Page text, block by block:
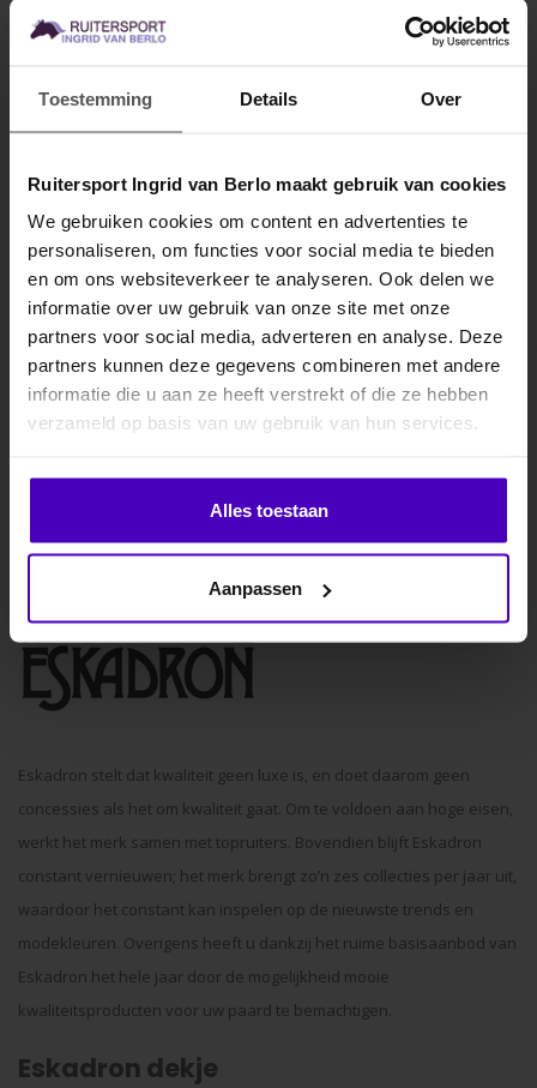
Toestemming Details Over
Ruitersport Ingrid van Berlo maakt gebruik van cookies
We gebruiken cookies om content en advertenties te
personaliseren, om functies voor social media te bieden
en om ons websiteverkeer te analyseren. Ook delen we
informatie over uw gebruik van onze site met onze
partners voor social media, adverteren en analyse. Deze
partners kunnen deze gegevens combineren met andere
informatie die u aan ze heeft verstrekt of die ze hebben
verzameld op basis van uw gebruik van hun services.
Alles toestaan
Aanpassen
ESKADRON
Crystal Platinum FS26
Geef je paard een luxe
Velvet Crystal Platinum
FS26..
Diamond Platinum
het Zadeldek Silk Diamond
Platinum ..
€84,95
Toon1 -12van 87
1 2 3 4 5 8
Eskadron stelt dat kwaliteit geen luxe is, en doet daarom geen
concessies als het om kwaliteit gaat. Om te voldoen aan hoge eisen,
werkt het merk samen met topruiters. Bovendien blijft Eskadron
constant vernieuwen; het merk brengt zo’n zes collecties per jaar uit,
waardoor het constant kan inspelen op de nieuwste trends en
modekleuren. Overigens heeft u dankzij het ruime basisaanbod van
Eskadron het hele jaar door de mogelijkheid mooie
kwaliteitsproducten voor uw paard te bemachtigen.
Eskadron dekje
MELD JE AAN VOOR
10% KORTING
.